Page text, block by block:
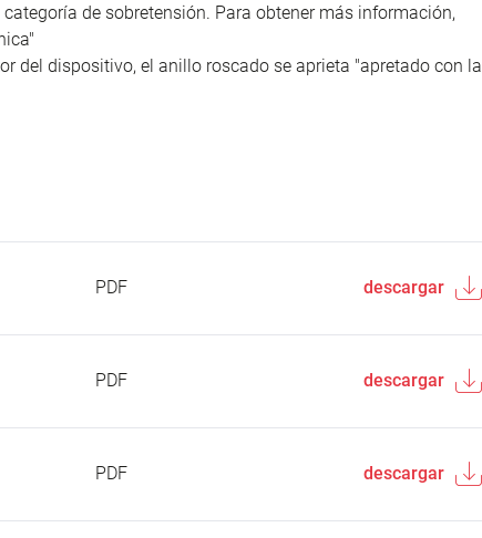
de sobretensión. Para obtener más información,
del dispositivo, el anillo roscado se aprieta "apretado con la
PDF descargar
PDF descargar
PDF descargar